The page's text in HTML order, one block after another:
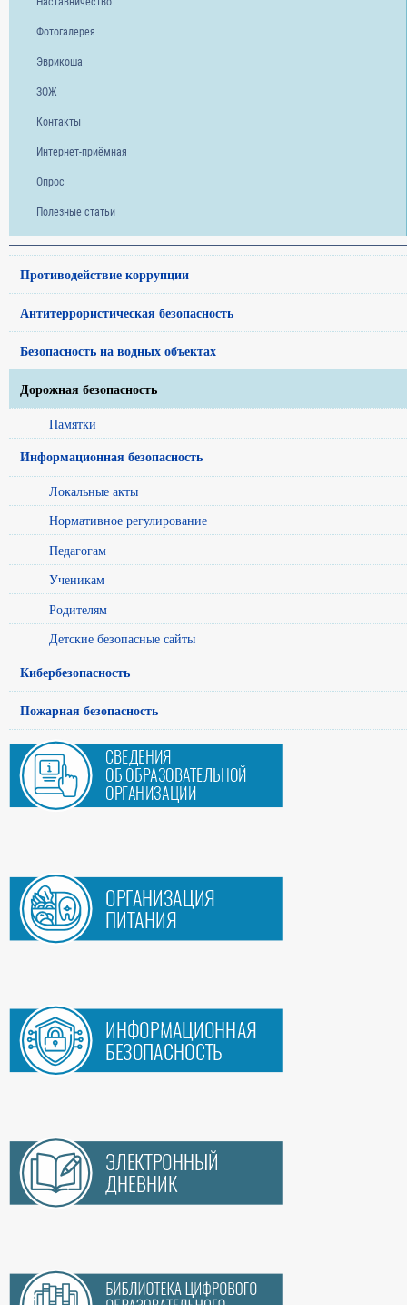
Фотогалерея
Эврикоша
ЗОЖ
Контакты
Интернет-приёмная
Опрос
Полезные статьи
Противодействие коррупции
Антитеррористическая безопасность
Безопасность на водных объектах
Дорожная безопасность
Памятки
Информационная безопасность
Локальные акты
Нормативное регулирование
Педагогам
Ученикам
Родителям
Детские безопасные сайты
Кибербезопасность
Пожарная безопасность